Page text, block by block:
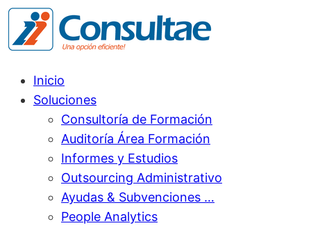
Inicio
Soluciones
Consultoría de Formación
Auditoría Área Formación
Informes y Estudios
Outsourcing Administrativo
Ayudas & Subvenciones …
People Analytics